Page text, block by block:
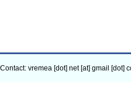
Contact: vremea [dot] net [at] gmail [dot]